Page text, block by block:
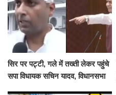
सिर पर पट्टी, गले में तख्ती लेकर पहुंचे
सपा विधायक सचिन यादव, विधानसभा